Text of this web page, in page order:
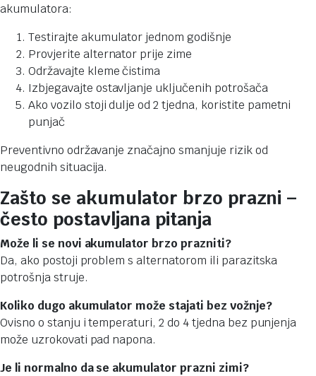
akumulatora:
Testirajte akumulator jednom godišnje
Provjerite alternator prije zime
Održavajte kleme čistima
Izbjegavajte ostavljanje uključenih potrošača
Ako vozilo stoji dulje od 2 tjedna, koristite pametni
punjač
Preventivno održavanje značajno smanjuje rizik od
neugodnih situacija.
Zašto se akumulator brzo prazni –
često postavljana pitanja
Može li se novi akumulator brzo prazniti?
Da, ako postoji problem s alternatorom ili parazitska
potrošnja struje.
Koliko dugo akumulator može stajati bez vožnje?
Ovisno o stanju i temperaturi, 2 do 4 tjedna bez punjenja
može uzrokovati pad napona.
Je li normalno da se akumulator prazni zimi?